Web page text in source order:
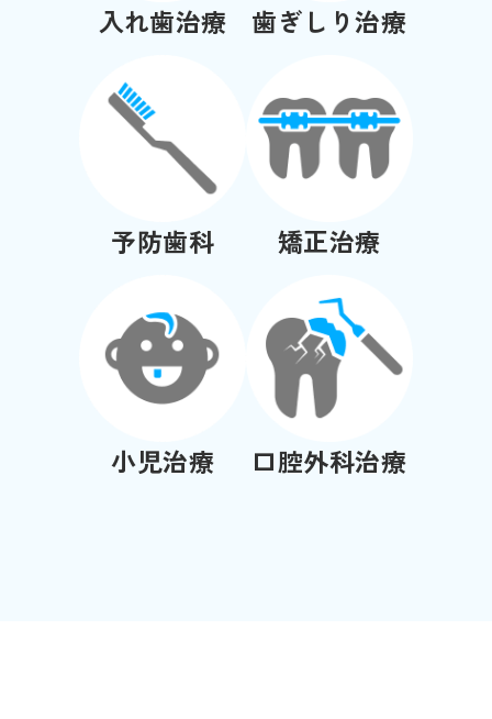
入れ歯治療 歯ぎしり治療
予防歯科 矯正治療
小児治療 口腔外科治療